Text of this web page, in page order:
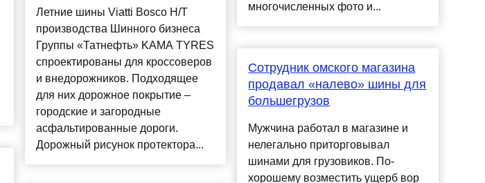
Летние шины Viatti Bosco H/T
производства Шинного бизнеса
Группы «Татнефть» KAMA TYRES
спроектированы для кроссоверов
и внедорожников. Подходящее
для них дорожное покрытие –
городские и загородные
асфальтированные дороги.
Дорожный рисунок протектора...
многочисленных фото и...
Сотрудник омского магазина
продавал «налево» шины для
большегрузов
Мужчина работал в магазине и
нелегально приторговывал
шинами для грузовиков. По-
хорошему возместить ущерб вор